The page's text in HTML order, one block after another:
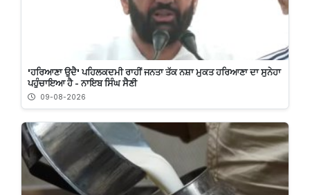
'ਹਰਿਆਣਾ ਉਦੈ' ਪਹਿਲਕਦਮੀ ਰਾਹੀਂ ਜਨਤਾ ਤੱਕ ਨਸ਼ਾ ਮੁਕਤ ਹਰਿਆਣਾ ਦਾ ਸੁਨੇਹਾ
ਪਹੁੰਚਾਇਆ ਹੈ - ਨਾਇਬ ਸਿੰਘ ਸੈਣੀ
09-08-2026